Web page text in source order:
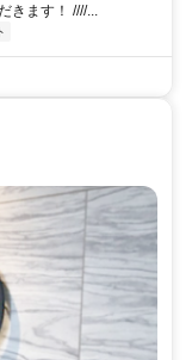
ます！ ////...